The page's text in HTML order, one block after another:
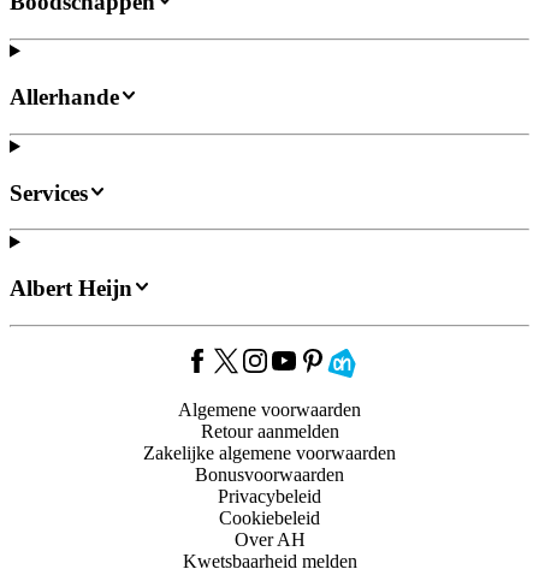
Allerhande
Services
Albert Heijn
Algemene voorwaarden
Retour aanmelden
Zakelijke algemene voorwaarden
Bonusvoorwaarden
Privacybeleid
Cookiebeleid
Over AH
Kwetsbaarheid melden